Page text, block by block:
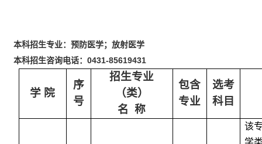
本科招生专业：预防医学；放射医学
本科招生咨询电话： 0431-85619431
学 院
序
号
招生专业
（类）
名 称
包含
专业
选考
科目
该
学